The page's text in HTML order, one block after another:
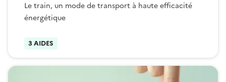
Le train, un mode de transport à haute efficacité
énergétique
3 AIDES